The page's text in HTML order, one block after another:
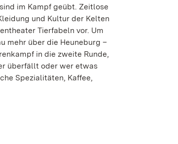
im Kampf geübt. Zeitlose
und Kultur der Kelten
Tierfabeln vor. Um
mehr über die Heuneburg –
in die zweite Runde,
überfällt oder wer etwas
Spezialitäten, Kaffee,